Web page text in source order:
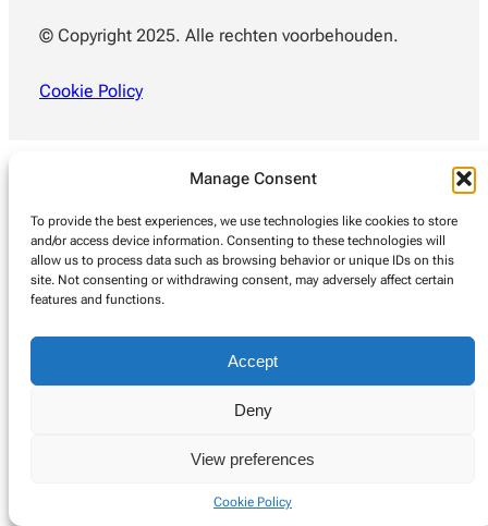
Manage Consent
To provide the best experiences, we use technologies like cookies to store
and/or access device information. Consenting to these technologies will
allow us to process data such as browsing behavior or unique IDs on this
site. Not consenting or withdrawing consent, may adversely affect certain
features and functions.
Accept
Deny
View preferences
Cookie Policy
© Copyright 2025. Alle rechten voorbehouden.
Cookie Policy